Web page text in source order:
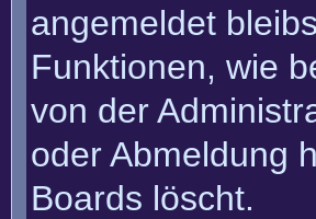
angemeldet
Funktionen, wie
von der
oder Abmeldung
Boards löscht.